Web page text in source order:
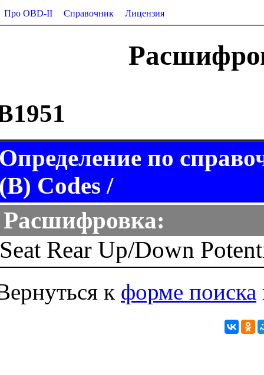
Про OBD-II Справочник Лицензия
по
Codes /
Расшифровка:
Seat Rear Up/Down
к форме поиска